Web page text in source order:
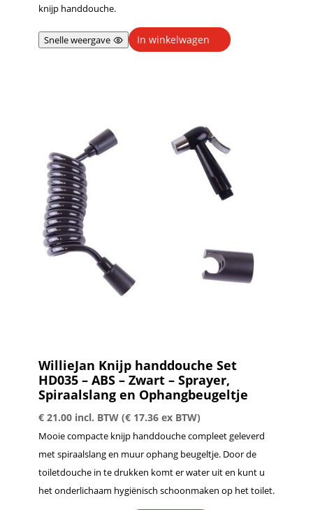
knijp handdouche.
Snelle weergave In winkelwagen
WillieJan Knijp handdouche Set
HD035 – ABS – Zwart – Sprayer,
Spiraalslang en Ophangbeugeltje
€21.00 incl. BTW (€17.36ex BTW)
Mooie compacte knijp handdouche compleet geleverd
met spiraalslang en muur ophang beugeltje. Door de
toiletdouche in te drukken komt er water uit en kunt u
het onderlichaam hygiënisch schoonmaken op het toilet.